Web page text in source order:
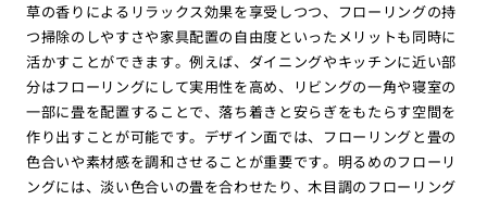
草の香りによるリラックス効果を享受しつつ、フローリングの持
つ掃除のしやすさや家具配置の自由度といったメリットも同時に
活かすことができます。例えば、ダイニングやキッチンに近い部
分はフローリングにして実用性を高め、リビングの一角や寝室の
一部に畳を配置することで、落ち着きと安らぎをもたらす空間を
作り出すことが可能です。デザイン面では、フローリングと畳の
色合いや素材感を調和させることが重要です。明るめのフローリ
ングには、淡い色合いの畳を合わせたり、木目調のフローリング